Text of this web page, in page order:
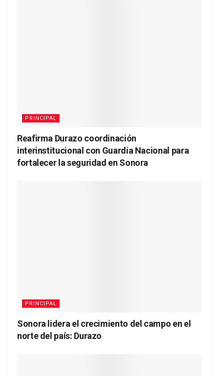
PRINCIPAL
Reafirma Durazo coordinación
interinstitucional con Guardia Nacional para
fortalecer la seguridad en Sonora
PRINCIPAL
Sonora lidera el crecimiento del campo en el
norte del país: Durazo